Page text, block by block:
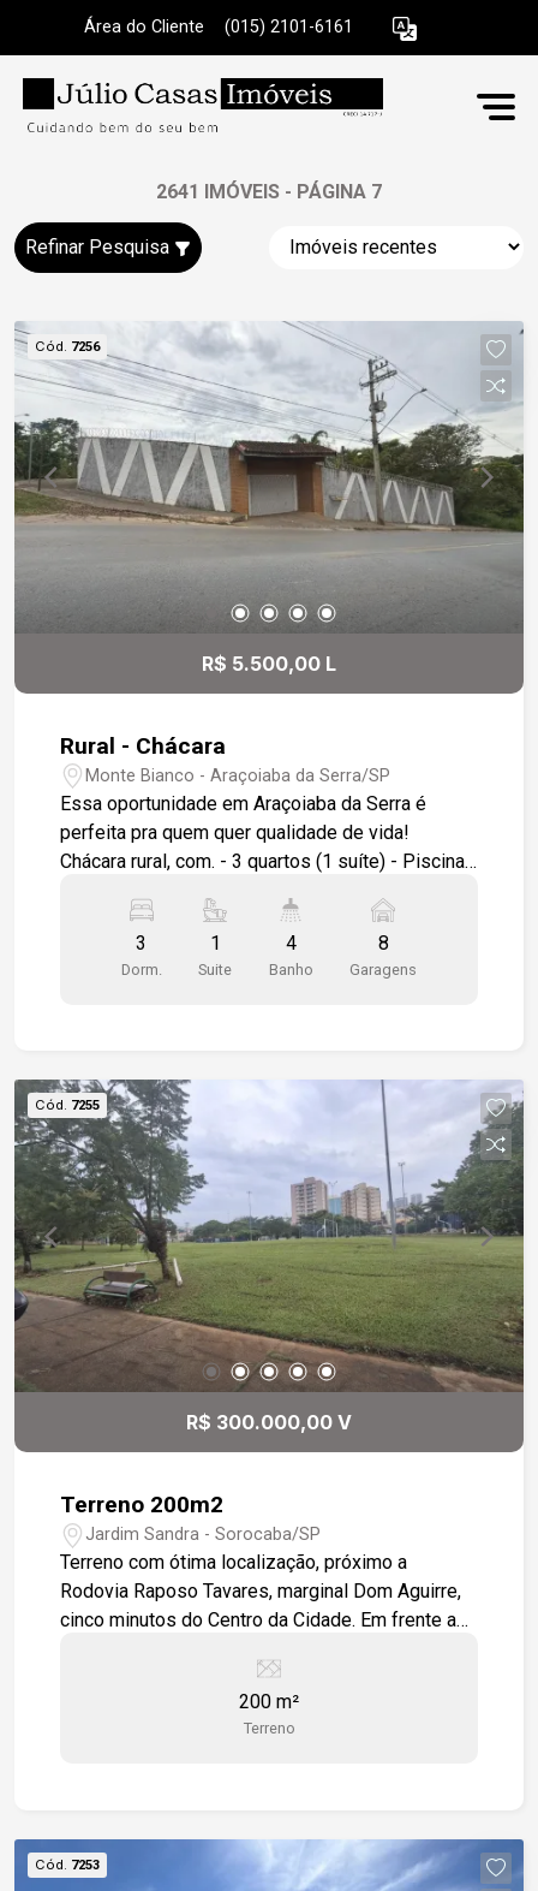
Área do Cliente (015) 2101-6161
2641 IMÓVEIS - PÁGINA 7
Refinar Pesquisa
Cód. 7256
R$ 5.500,00 L
Rural - Chácara
Monte Bianco - Araçoiaba da Serra/SP
Essa oportunidade em Araçoiaba da Serra é
perfeita pra quem quer qualidade de vida!
Chácara rural, com. - 3 quartos (1 suíte) - Piscina -
futebol - Terreno amplo e muito verde
3
Dorm.
1
Suite
4
Banho
8
Garagens
Cód. 7255
R$ 300.000,00 V
Terreno 200m2
Jardim Sandra - Sorocaba/SP
Terreno com ótima localização, próximo a
Rodovia Raposo Tavares, marginal Dom Aguirre,
cinco minutos do Centro da Cidade. Em frente ao
arvores e quadras poliesportiva.
200 m²
Terreno
Cód. 7253